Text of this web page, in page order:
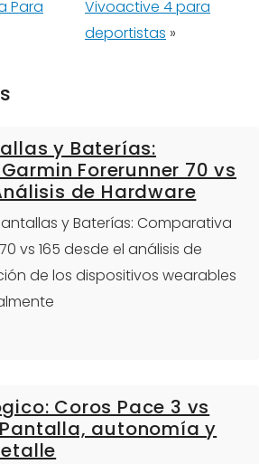
Para
Vivoactive 4 para
deportistas »
y Baterías:
Forerunner 70 vs
de Hardware
y Baterías: Comparativa
vs 165 desde el análisis de
de los dispositivos wearables
Coros Pace 3 vs
autonomía y